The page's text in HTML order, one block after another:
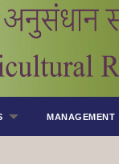
MANAGEMENT